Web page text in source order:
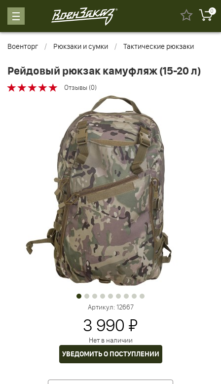
0
Военторг Рюкзаки и сумки Тактические рюкзаки
Рейдовый рюкзак камуфляж (15-20 л)
Отзывы (0)
Артикул:12667
3 990 ₽
Нет в наличии
УВЕДОМИТЬ О ПОСТУПЛЕНИИ